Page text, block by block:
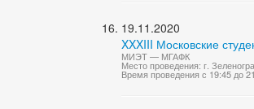
19.11.2020
XXXIII Московские
МИЭТ — МГАФК
Место проведения: г.
Время проведения с 19:45 до